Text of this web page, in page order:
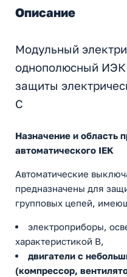
Описание
Модульный
однополюсный
защиты
C
Назначение и область
автоматического IEK
Автоматические
предназначены для
групповых цепей,
электроприборы,
характеристикой В,
двигатели с
(компрессор,